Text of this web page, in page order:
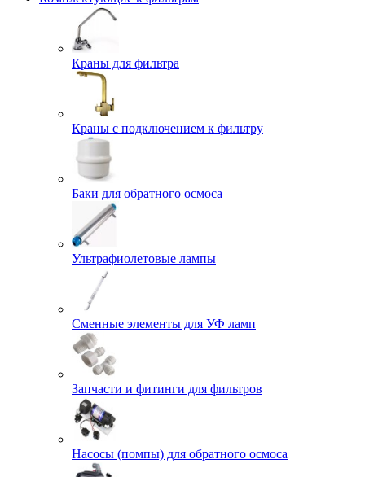
Краны для фильтра
Краны с подключением к фильтру
Баки для обратного осмоса
Ультрафиолетовые лампы
Сменные элементы для УФ ламп
Запчасти и фитинги для фильтров
Насосы (помпы) для обратного осмоса